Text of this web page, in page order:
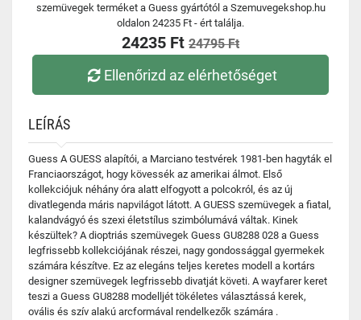
szemüvegek terméket a Guess gyártótól a Szemuvegekshop.hu
oldalon 24235 Ft - ért találja.
24235 Ft 24795 Ft
Ellenőrizd az elérhetőséget
LEÍRÁS
Guess A GUESS alapítói, a Marciano testvérek 1981-ben hagyták el
Franciaországot, hogy kövessék az amerikai álmot. Első
kollekciójuk néhány óra alatt elfogyott a polcokról, és az új
divatlegenda máris napvilágot látott. A GUESS szemüvegek a fiatal,
kalandvágyó és szexi életstílus szimbólumává váltak. Kinek
készültek? A dioptriás szemüvegek Guess GU8288 028 a Guess
legfrissebb kollekciójának részei, nagy gondossággal gyermekek
számára készítve. Ez az elegáns teljes keretes modell a kortárs
designer szemüvegek legfrissebb divatját követi. A wayfarer keret
teszi a Guess GU8288 modelljét tökéletes választássá kerek,
ovális és szív alakú arcformával rendelkezők számára .